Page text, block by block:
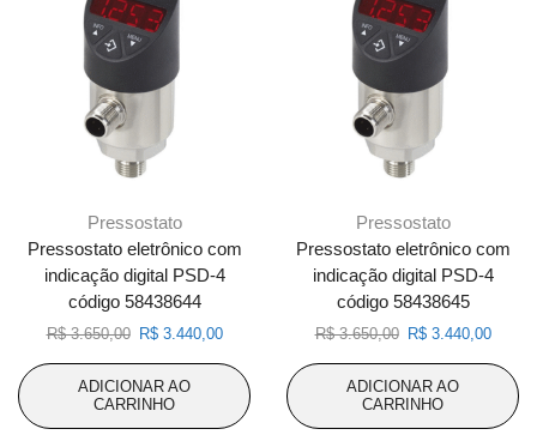
Pressostato
Pressostato eletrônico com
indicação digital PSD-4
código 58438644
R$3.650,00 O
original
era:
R$ 3.650,00.
R$3.440,00O
atual
R$ 3.440,00.
ADICIONAR AO
CARRINHO
Pressostato
Pressostato eletrônico com
indicação digital PSD-4
código 58438645
R$3.650,00 O
original
era:
R$ 3.650,00.
R$3.440,00O
atual
R$
ADICIONAR AO
CARRINHO